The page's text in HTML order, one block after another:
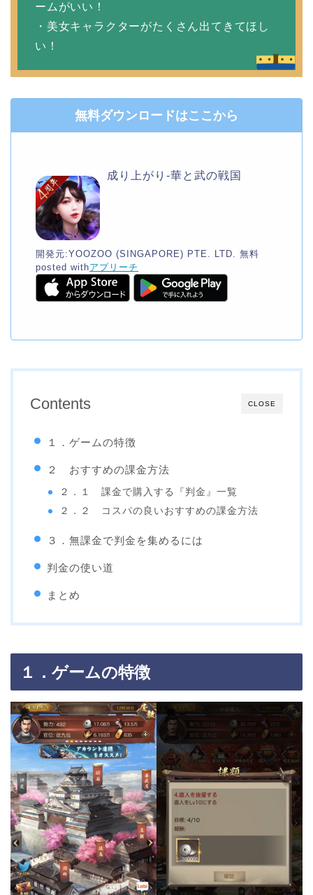
ームがいい！
・美女キャラクターがたくさん出てきてほし
い！
無料ダウンロードはここから
成り上がり-華と武の戦国
開発元:YOOZOO (SINGAPORE) PTE. LTD.
無料
posted withアプリーチ
CLOSE
Contents
１．ゲームの特徴
２ おすすめの課金方法
２．１ 課金で購入する『判金』一覧
２．２ コスパの良いおすすめの課金方法
３．無課金で判金を集めるには
判金の使い道
まとめ
１．ゲームの特徴